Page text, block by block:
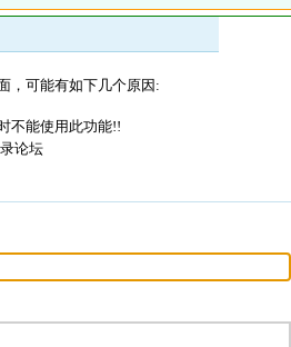
，可能有如下几个原因:
不能使用此功能!!
论坛